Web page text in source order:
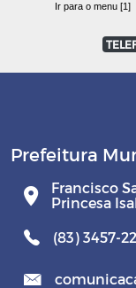
Ir para o menu [1]
Prefeitura
Francisco
Princesa
(83) 3457-